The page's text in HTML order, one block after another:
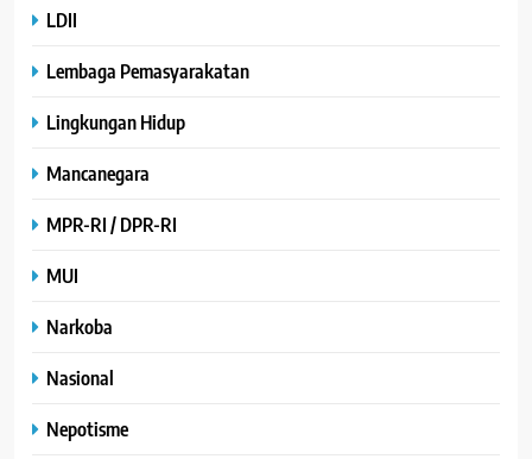
LDII
Lembaga Pemasyarakatan
Lingkungan Hidup
Mancanegara
MPR-RI / DPR-RI
MUI
Narkoba
Nasional
Nepotisme